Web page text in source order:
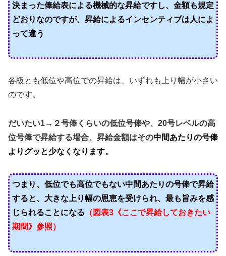
決まった俸給表による機械的な昇給ですし、金額も規定
どおりなのですが、昇給によるインセンティブは人によ
って違う
各級とも低位や高位での昇給は、いずれも上り幅が小さい
のです。
だいたい1→２号俸くらいの低位号俸や、20号レベルの高
位号俸で昇給する場合、昇給金額はその中間あたりの号俸
よりグッと少なくなります。
つまり、低位でも高位でもない中間あたりの号俸で昇給
すると、大きな上り幅の恩恵を受けられ、最も旨みを感
じられることになる （図表3《ここで昇給しておきたい
期間》参照）